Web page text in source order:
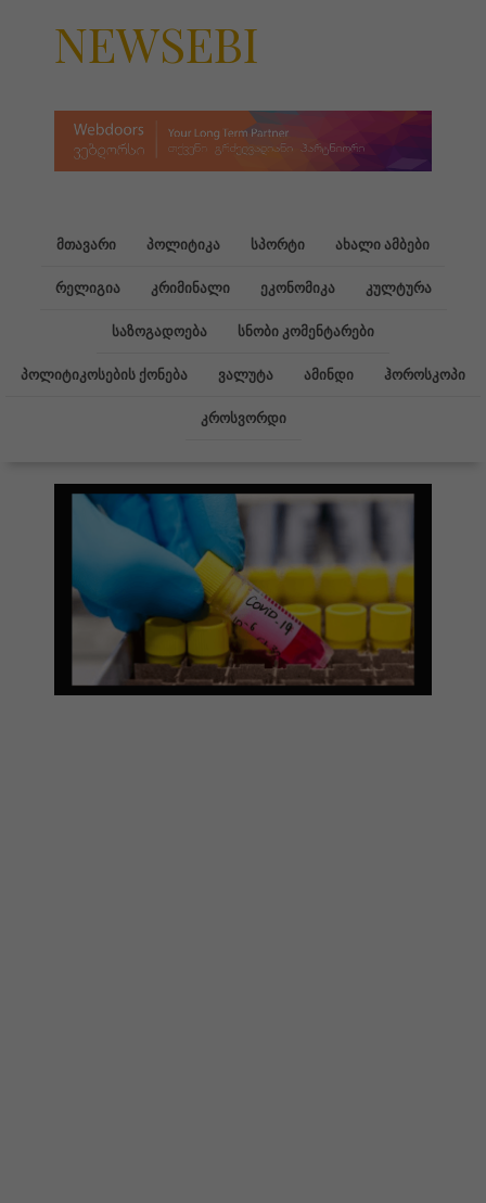
NEWSEBI
მთავარი პოლიტიკა სპორტი ახალი ამბები
რელიგია კრიმინალი ეკონომიკა კულტურა
საზოგადოება სნობი კომენტარები
პოლიტიკოსების ქონება ვალუტა ამინდი ჰოროსკოპი
კროსვორდი